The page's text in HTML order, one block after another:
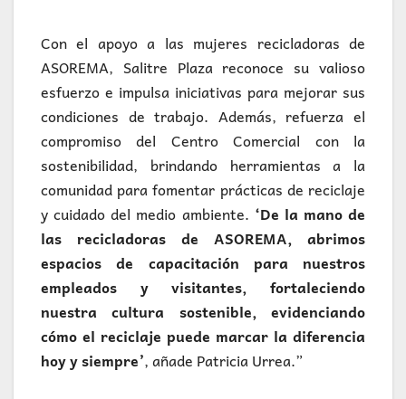
Con el apoyo a las mujeres recicladoras de
ASOREMA, Salitre Plaza reconoce su valioso
esfuerzo e impulsa iniciativas para mejorar sus
condiciones de trabajo. Además, refuerza el
compromiso del Centro Comercial con la
sostenibilidad, brindando herramientas a la
comunidad para fomentar prácticas de reciclaje
y cuidado del medio ambiente. ‘De la mano de
las recicladoras de ASOREMA, abrimos
espacios de capacitación para nuestros
empleados y visitantes, fortaleciendo
nuestra cultura sostenible, evidenciando
cómo el reciclaje puede marcar la diferencia
hoy y siempre’, añade Patricia Urrea.”